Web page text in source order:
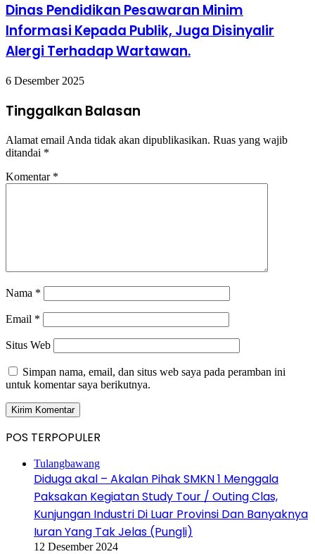
Dinas Pendidikan Pesawaran Minim
Informasi Kepada Publik, Juga Disinyalir
Alergi Terhadap Wartawan.
6 Desember 2025
Tinggalkan Balasan
Alamat email Anda tidak akan dipublikasikan. Ruas yang wajib
ditandai *
Komentar *
Nama *
Email *
Situs Web
Simpan nama, email, dan situs web saya pada peramban ini
untuk komentar saya berikutnya.
POS TERPOPULER
Tulangbawang
Diduga akal – Akalan Pihak SMKN 1 Menggala
Paksakan Kegiatan Study Tour / Outing Clas,
Kunjungan Industri Di Luar Provinsi Dan Banyaknya
Iuran Yang Tak Jelas (Pungli)
12 Desember 2024